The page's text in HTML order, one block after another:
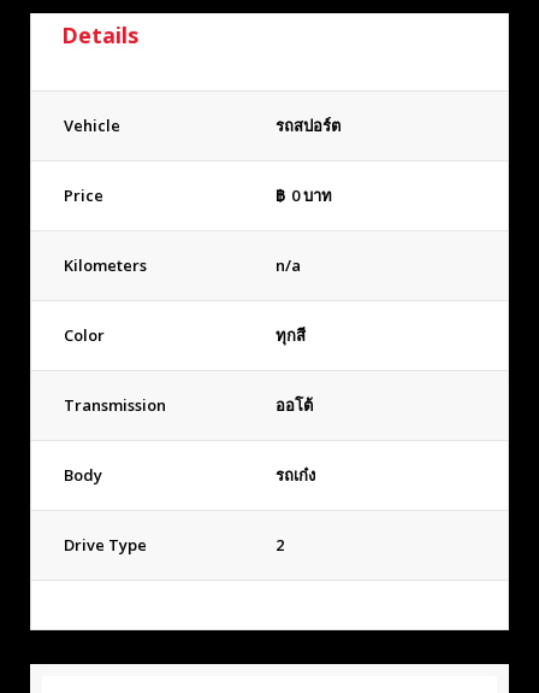
Details
Vehicle รถสปอร์ต
Price ฿ 0บาท
Kilometers n/a
Color ทุกสี
Transmission ออโต้
Body รถเก๋ง
Drive Type 2